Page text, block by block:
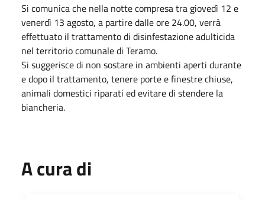
Si comunica che nella notte compresa tra giovedì 12 e
venerdì 13 agosto, a partire dalle ore 24.00, verrà
effettuato il trattamento di disinfestazione adulticida
nel territorio comunale di Teramo.
Si suggerisce di non sostare in ambienti aperti durante
e dopo il trattamento, tenere porte e finestre chiuse,
animali domestici riparati ed evitare di stendere la
biancheria.
A cura di